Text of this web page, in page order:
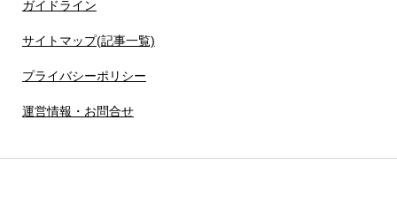
ガイドライン
サイトマップ(記事一覧)
プライバシーポリシー
運営情報・お問合せ